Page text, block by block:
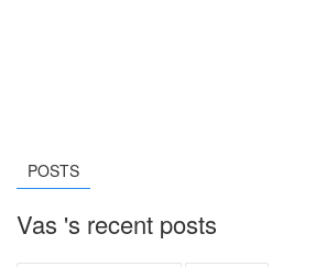
POSTS
Vas 's recent posts